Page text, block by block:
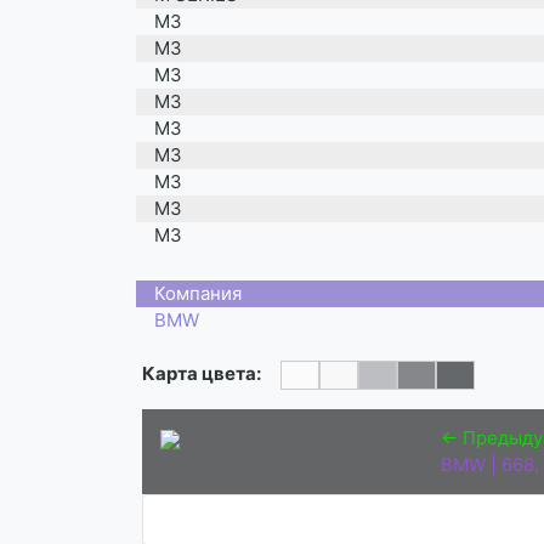
M3
M3
M3
M3
M3
M3
M3
M3
M3
M3
M3
M5
M5
M5
Компания
BMW
Карта цвета:
←
BMW |